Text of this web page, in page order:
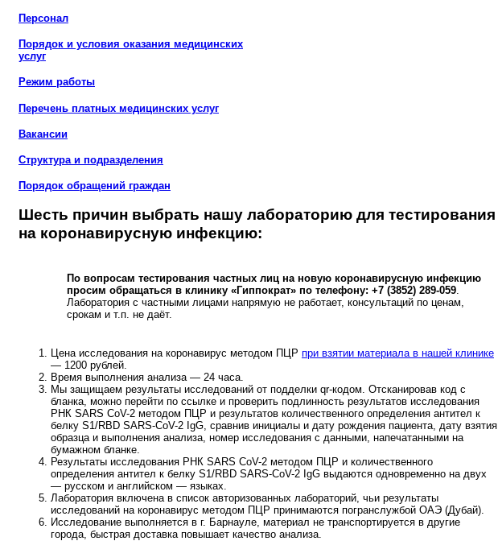
Персонал
Порядок и условия оказания медицинских
услуг
Режим работы
Перечень платных медицинских услуг
Вакансии
Структура и подразделения
Порядок обращений граждан
Шесть причин выбрать нашу лабораторию для тестирования
на коронавирусную инфекцию:
По вопросам тестирования частных лиц на новую коронавирусную инфекцию
просим обращаться в клинику «Гиппократ» по телефону: +7 (3852) 289-059
Лаборатория с частными лицами напрямую не работает, консультаций по ценам,
срокам и т.п. не даёт.
Цена исследования на коронавирус методом ПЦР при взятии материала в нашей клинике
— 1200 рублей.
Время выполнения анализа — 24 часа.
Мы защищаем результаты исследований от подделки qr-кодом. Отсканировав код с
бланка, можно перейти по ссылке и проверить подлинность результатов исследования
РНК SARS CoV-2 методом ПЦР и результатов количественного определения антител к
белку S1/RBD SARS-CoV-2 IgG, сравнив инициалы и дату рождения пациента, дату взятия
образца и выполнения анализа, номер исследования с данными, напечатанными на
бумажном бланке.
Результаты исследования РНК SARS CoV-2 методом ПЦР и количественного
определения антител к белку S1/RBD SARS-CoV-2 IgG выдаются одновременно на двух
— русском и английском — языках.
Лаборатория включена в список авторизованных лабораторий, чьи результаты
исследований на коронавирус методом ПЦР принимаются погранслужбой ОАЭ (Дубай).
Исследование выполняется в г. Барнауле, материал не транспортируется в другие
города, быстрая доставка повышает качество анализа.